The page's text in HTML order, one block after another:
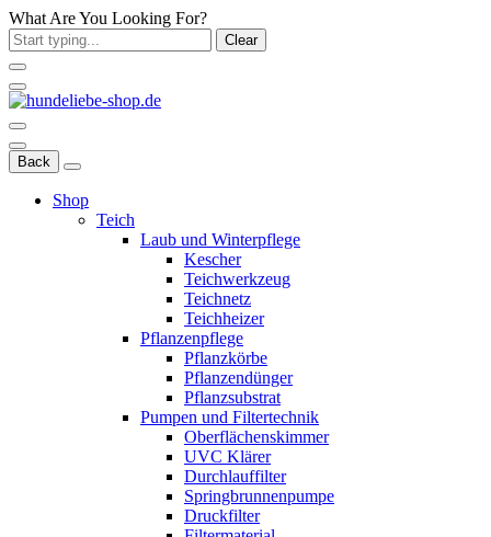
What Are You Looking For?
Clear
Back
Shop
Teich
Laub und Winterpflege
Kescher
Teichwerkzeug
Teichnetz
Teichheizer
Pflanzenpflege
Pflanzkörbe
Pflanzendünger
Pflanzsubstrat
Pumpen und Filtertechnik
Oberflächenskimmer
UVC Klärer
Durchlauffilter
Springbrunnenpumpe
Druckfilter